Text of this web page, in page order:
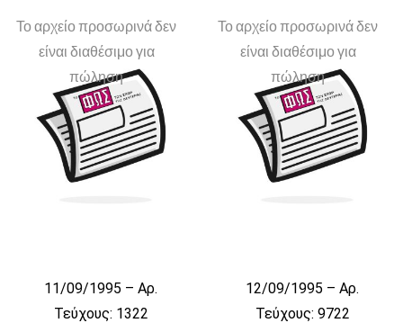
Το αρχείο προσωρινά δεν
είναι διαθέσιμο για
πώληση
11/09/1995 – Αρ.
Τεύχους: 1322
Το αρχείο προσωρινά δεν
είναι διαθέσιμο για
πώληση
12/09/1995 – Αρ.
Τεύχους: 9722